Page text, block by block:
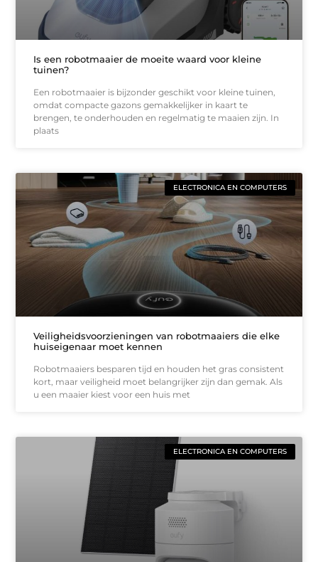
Is een robotmaaier de moeite waard voor kleine
tuinen?
Een robotmaaier is bijzonder geschikt voor kleine tuinen,
omdat compacte gazons gemakkelijker in kaart te
brengen, te onderhouden en regelmatig te maaien zijn. In
plaats
ELECTRONICA EN COMPUTERS
Veiligheidsvoorzieningen van robotmaaiers die elke
huiseigenaar moet kennen
Robotmaaiers besparen tijd en houden het gras consistent
kort, maar veiligheid moet belangrijker zijn dan gemak. Als
u een maaier kiest voor een huis met
ELECTRONICA EN COMPUTERS